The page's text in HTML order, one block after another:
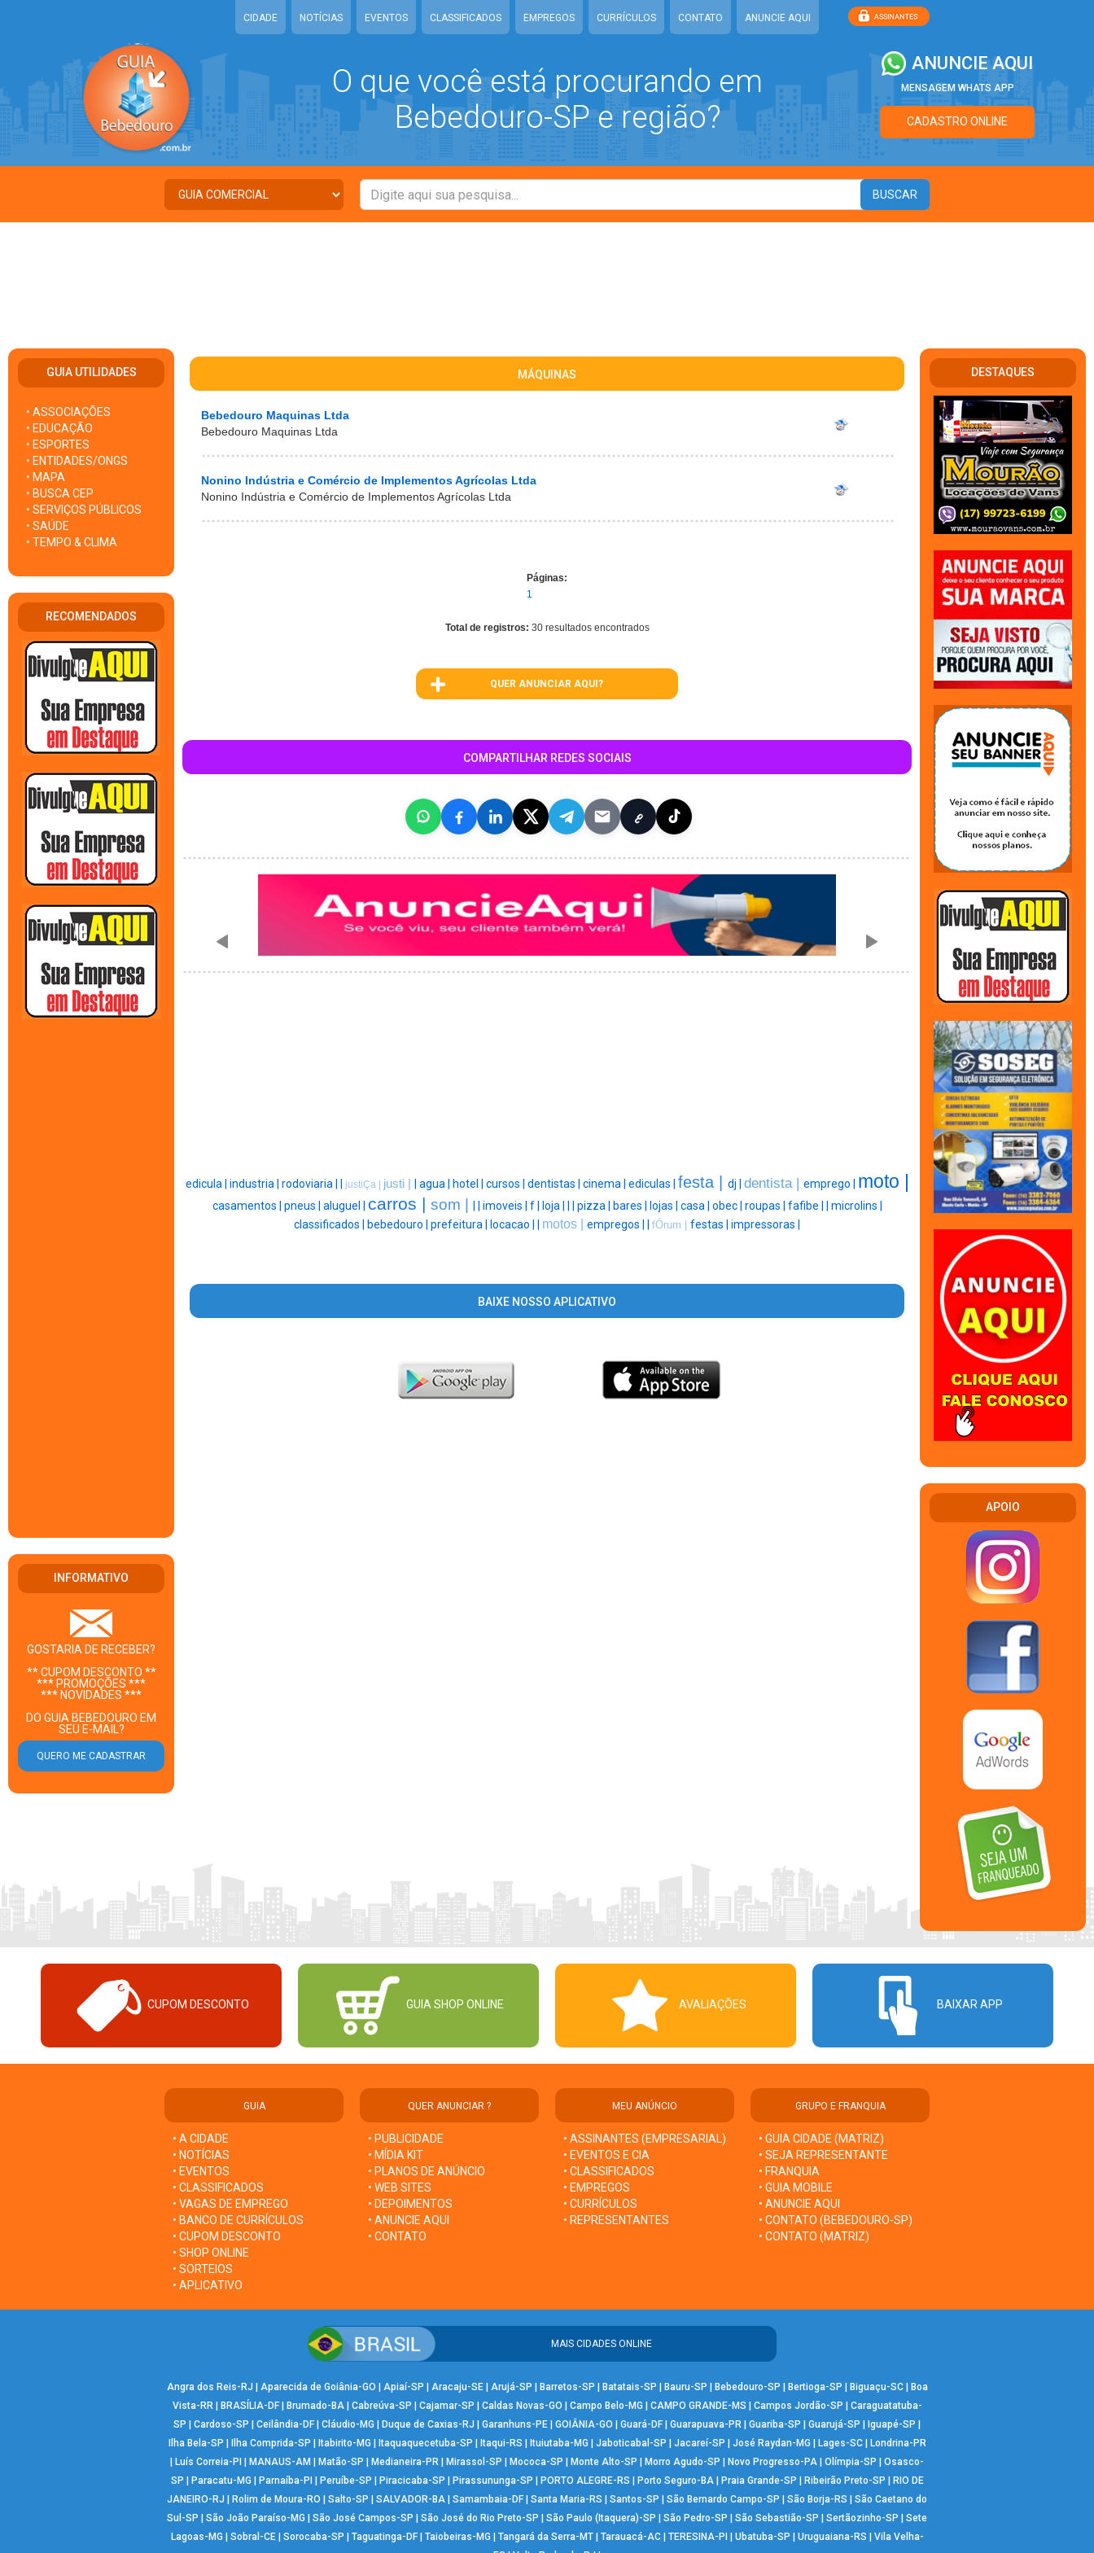
CIDADE NOTÍCIAS EVENTOS CLASSIFICADOS EMPREGOS CURRÍCULOS CONTATO ANUNCIE AQUI
O que você está procurando em
Bebedouro-SP e região?
ANUNCIE AQUI
MENSAGEM WHATS APP
CADASTRO ONLINE
GUIA UTILIDADES
• ASSOCIAÇÕES
• EDUCAÇÃO
• ESPORTES
• ENTIDADES/ONGS
• MAPA
• BUSCA CEP
• SERVIÇOS PÚBLICOS
• SAÚDE
• TEMPO & CLIMA
RECOMENDADOS
INFORMATIVO
GOSTARIA DE RECEBER?
** CUPOM DESCONTO **
*** PROMOÇÕES ***
*** NOVIDADES ***
DO GUIA BEBEDOURO EM
SEU E-MAIL?
MÁQUINAS
Bebedouro Maquinas Ltda
Bebedouro Maquinas Ltda
Nonino Indústria e Comércio de Implementos Agrícolas Ltda
Nonino Indústria e Comércio de Implementos Agrícolas Ltda
Páginas:
1
Total de registros: 30 resultados encontrados
QUER ANUNCIAR AQUI?
COMPARTILHAR REDES SOCIAIS
edicula | industria | rodoviaria | justiÇa | justi | agua | hotel | cursos | dentistas | cinema | ediculas | festa | dj | dentista | emprego | moto |
casamentos | pneus | aluguel | carros | som | imoveis | f | loja | pizza | bares | lojas | casa | obec | roupas | fafibe |
microlins |
classificados |
bebedouro | prefeitura | locacao | motos | empregos | fÓrum | festas | impressoras |
BAIXE NOSSO APLICATIVO
DESTAQUES
APOIO
CUPOM DESCONTO GUIA SHOP ONLINE AVALIAÇÕES BAIXAR APP
GUIA
• A CIDADE
• NOTÍCIAS
• EVENTOS
• CLASSIFICADOS
• VAGAS DE EMPREGO
• BANCO DE CURRÍCULOS
• CUPOM DESCONTO
• SHOP ONLINE
• SORTEIOS
• APLICATIVO
QUER ANUNCIAR ?
• PUBLICIDADE
• MÍDIA KIT
• PLANOS DE ANÚNCIO
• WEB SITES
• DEPOIMENTOS
• ANUNCIE AQUI
• CONTATO
MEU ANÚNCIO
• ASSINANTES (EMPRESARIAL)
• EVENTOS E CIA
• CLASSIFICADOS
• EMPREGOS
• CURRÍCULOS
• REPRESENTANTES
GRUPO E FRANQUIA
• GUIA CIDADE (MATRIZ)
• SEJA REPRESENTANTE
• FRANQUIA
• GUIA MOBILE
• ANUNCIE AQUI
• CONTATO (BEBEDOURO-SP)
• CONTATO (MATRIZ)
MAIS CIDADES ONLINE
Angra dos Reis-RJ Aparecida de Goiânia-GO Apiaí-SP Aracaju-SE| Arujá-SP Barretos-SP Batatais-SP Bauru-SP Bebedouro-SP Bertioga-SP Biguaçu-SC|
Boa
Vista-RR| BRASÍLIA-DF| Brumado-BA| Cabreúva-SP Cajamar-SP Caldas Novas-GO Campo Belo-MG CAMPO GRANDE-MS Campos Jordão-SP
Caraguatatuba-
SP
Cardoso-SP Ceilândia-DF Cláudio-MG Duque de Caxias-RJ Garanhuns-PE GOIÂNIA-GO Guará-DF Guarapuava-PR Guariba-SP Guarujá-SP Iguapé-SP
Ilha Bela-SP
Ilha Comprida-SP Itabirito-MG Itaquaquecetuba-SP Itaqui-RS Ituiutaba-MG Jaboticabal-SP Jacareí-SP José Raydan-MG Lages-SC|
Londrina-PR
Luís Correia-PI MANAUS-AM Matão-SP Medianeira-PR Mirassol-SP Mococa-SP Monte Alto-SP Morro Agudo-SP Novo Progresso-PA Olímpia-SP
Osasco-
SP
Paracatu-MG Parnaíba-PI Peruíbe-SP Piracicaba-SP Pirassununga-SP PORTO ALEGRE-RS Porto Seguro-BA| Praia Grande-SP Ribeirão Preto-SP
RIO DE
JANEIRO-RJ
Rolim de Moura-RO Salto-SP SALVADOR-BA Samambaia-DF Santa Maria-RS Santos-SP São Bernardo Campo-SP São Borja-RS
São Caetano do
Sul-SP
São João Paraíso-MG São José Campos-SP São José do Rio Preto-SP São Paulo (Itaquera)-SP São Pedro-SP São Sebastião-SP Sertãozinho-SP
Sete
Lagoas-MG
Sobral-CE| Sorocaba-SP Taguatinga-DF| Taiobeiras-MG Tangará da Serra-MT| Tarauacá-AC| TERESINA-PI Ubatuba-SP Uruguaiana-RS
Vila Velha-